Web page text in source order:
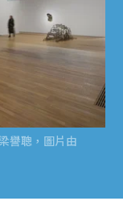
譽聰，圖片由